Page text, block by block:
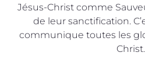
Jésus-Christ comme
de leur sanctification.
communique toutes les
Christ.